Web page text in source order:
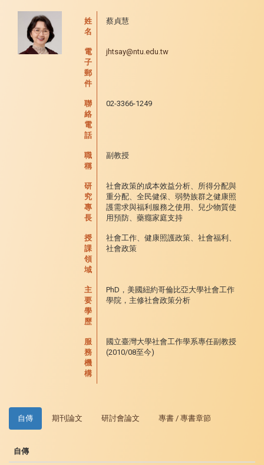
姓
名
蔡貞慧
電
子
郵
件
jhtsay@ntu.edu.tw
聯
絡
電
話
02-3366-1249
職
稱
副教授
研
究
專
長
社會政策的成本效益分析、所得分配與
重分配、全民健保、弱勢族群之健康照
護需求與福利服務之使用、兒少物質使
用預防、藥癮家庭支持
授
課
領
域
社會工作、健康照護政策、社會福利、
社會政策
主
要
學
歷
PhD，美國紐約哥倫比亞大學社會工作
學院，主修社會政策分析
服
務
機
構
國立臺灣大學社會工作學系專任副教授
(2010/08至今)
自傳 期刊論文 研討會論文 專書 / 專書章節
自傳